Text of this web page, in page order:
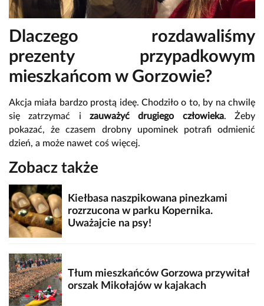
Dlaczego rozdawaliśmy
prezenty przypadkowym
mieszkańcom w Gorzowie?
Akcja miała bardzo prostą ideę. Chodziło o to, by na chwilę
się zatrzymać i zauważyć drugiego człowieka. Żeby
pokazać, że czasem drobny upominek potrafi odmienić
dzień, a może nawet coś więcej.
Zobacz także
Kiełbasa naszpikowana pinezkami
rozrzucona w parku Kopernika.
Uważajcie na psy!
Tłum mieszkańców Gorzowa przywitał
orszak Mikołajów w kajakach